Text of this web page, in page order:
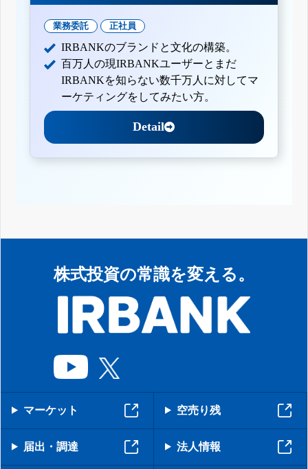
業務委託 正社員
IRBANKのブランドと文化の構築。
百万人の現IRBANKユーザーとまだ
IRBANKを知らない数千万人に対してマ
ーケティングをしてみたい方。
Detail
株式投資の常識を変える。
マーケット 空売り残
届出・調達 法人情報